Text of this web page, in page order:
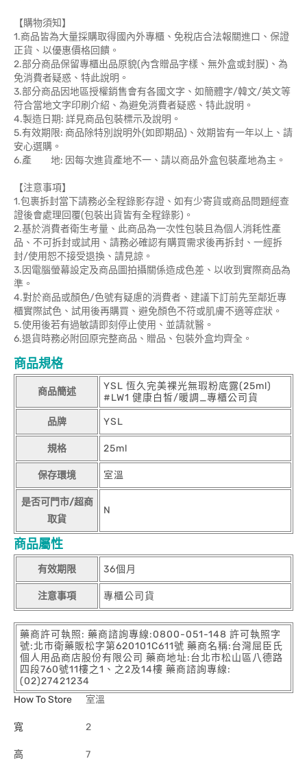
【購物須知】
1.商品皆為大量採購取得國內外專櫃、免稅店合法報關進口、保證
正貨、以優惠價格回饋。
2.部分商品保留專櫃出品原貌(內含贈品字樣、無外盒或封膜)、為
免消費者疑惑、特此說明。
3.部分商品因地區授權銷售會有各國文字、如簡體字/韓文/英文等
符合當地文字印刷介紹、為避免消費者疑惑、特此說明。
4.製造日期: 詳見商品包裝標示及說明。
5.有效期限: 商品除特別說明外(如即期品)、效期皆有一年以上、請
安心選購。
6.產 地: 因每次進貨產地不一、請以商品外盒包裝產地為主。
【注意事項】
1.包裹拆封當下請務必全程錄影存證、如有少寄貨或商品問題經查
證後會處理回覆(包裝出貨皆有全程錄影)。
2.基於消費者衛生考量、此商品為一次性包裝且為個人消耗性產
品、不可拆封或試用、請務必確認有購買需求後再拆封、一經拆
封/使用恕不接受退換、請見諒。
3.因電腦螢幕設定及商品圖拍攝關係造成色差、以收到實際商品為
準。
4.對於商品或顏色/色號有疑慮的消費者、建議下訂前先至鄰近專
櫃實際試色、試用後再購買、避免顏色不符或肌膚不適等症狀。
5.使用後若有過敏請即刻停止使用、並請就醫。
6.退貨時務必附回原完整商品、贈品、包裝外盒均齊全。
商品規格
商品簡述
YSL 恆久完美裸光無瑕粉底露(25ml)
#LW1 健康白皙/暖調_專櫃公司貨
品牌 YSL
規格 25ml
保存環境 室溫
是否可門市/超商
取貨
N
商品屬性
有效期限 36個月
注意事項 專櫃公司貨
藥商許可執照: 藥商諮詢專線:0800-051-148 許可執照字
號:北市衛藥販松字第620101C611號 藥商名稱:台灣屈臣氏
個人用品商店股份有限公司 藥商地址:台北市松山區八德路
四段760號11樓之1、之2及14樓 藥商諮詢專線:
(02)27421234
How To Store
室溫
寬 2
高 7